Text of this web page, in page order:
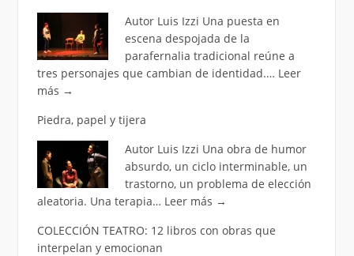
Autor Luis Izzi Una puesta en
escena despojada de la
parafernalia tradicional reúne a
tres personajes que cambian de identidad.… Leer
más →
Piedra, papel y tijera
Autor Luis Izzi Una obra de humor
absurdo, un ciclo interminable, un
trastorno, un problema de elección
aleatoria. Una terapia… Leer más →
COLECCIÓN TEATRO: 12 libros con obras que
interpelan y emocionan